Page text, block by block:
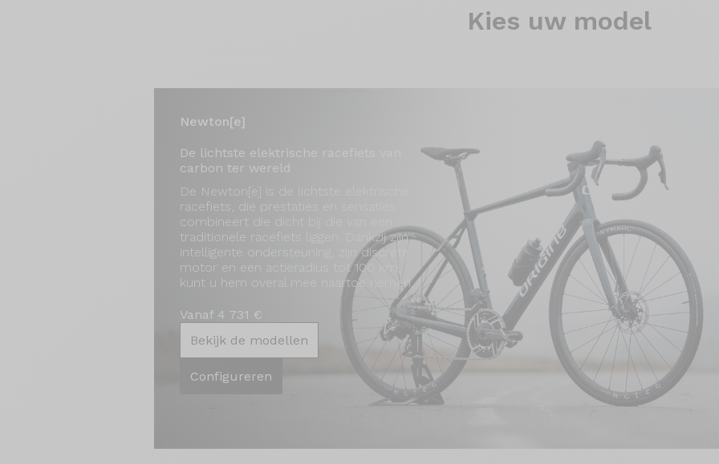
Kies uw model
Newton[e]
De lichtste elektrische racefiets van
carbon ter wereld
De Newton[e] is de lichtste elektrische
racefiets, die prestaties en sensaties
combineert die dicht bij die van een
traditionele racefiets liggen. Dankzij zijn
intelligente ondersteuning, zijn discrete
motor en een actieradius tot 100 km,
kunt u hem overal mee naartoe nemen.
Vanaf 4 731 €
Bekijk de modellen
Configureren